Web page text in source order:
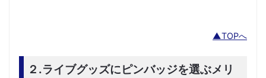
▲TOPへ
２.ライブグッズにピンバッジを選ぶメリ